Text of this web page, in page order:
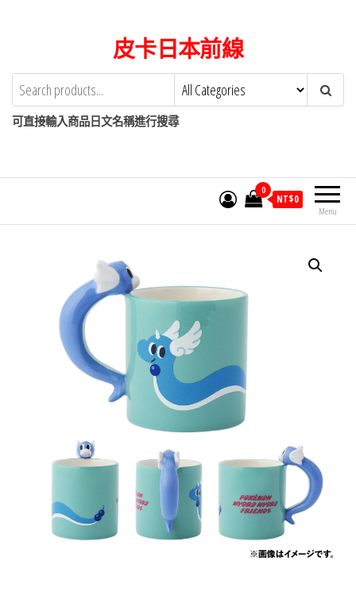
content
皮卡日本前線
可直接輸入商品日文名稱進行搜尋
Menu
0
NT$0